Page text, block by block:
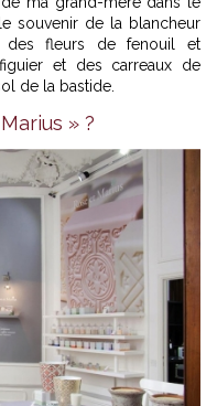
le souvenir de la blancheur
des fleurs de fenouil et
et des carreaux de
de la bastide.
» ?